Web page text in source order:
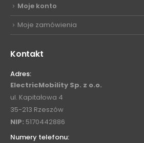
Moje konto
Moje zamówienia
Kontakt
Adres:
ElectricMobility Sp. z o.o.
ul. Kapitałowa 4
35-213 Rzeszów
NIP: 5170442886
Numery telefonu: